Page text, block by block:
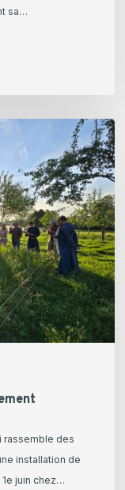
sa…
rassemble des
installation de
1e juin chez…